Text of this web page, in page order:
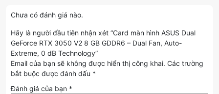
Chưa có đánh giá nào.
Hãy là người đầu tiên nhận xét “Card màn hình ASUS Dual
GeForce RTX 3050 V2 8 GB GDDR6 – Dual Fan, Auto-
Extreme, 0 dB Technology”
Email của bạn sẽ không được hiển thị công khai. Các trường
bắt buộc được đánh dấu *
Đánh giá của bạn *